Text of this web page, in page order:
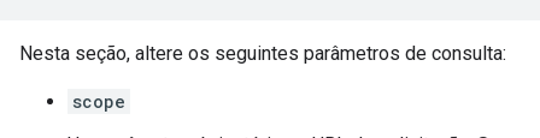
Nesta seção, altere os seguintes parâmetros de consulta:
scope